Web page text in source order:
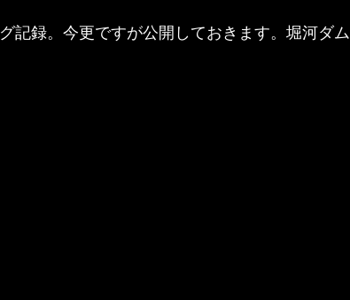
記録。今更ですが公開しておきます。堀河ダム